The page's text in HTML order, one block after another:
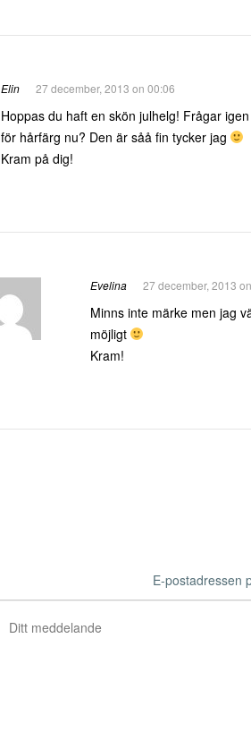
Elin 27 december, 2013 on 00:06
Hoppas du haft en skön julhelg! Frågar
för hårfärg nu? Den är såå fin tycker jag
Kram på dig!
Evelina 27 december, 2013
Minns inte märke men jag
möjligt
Kram!
E-postadressen